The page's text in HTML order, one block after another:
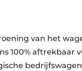
van het
100% aftrekbaar